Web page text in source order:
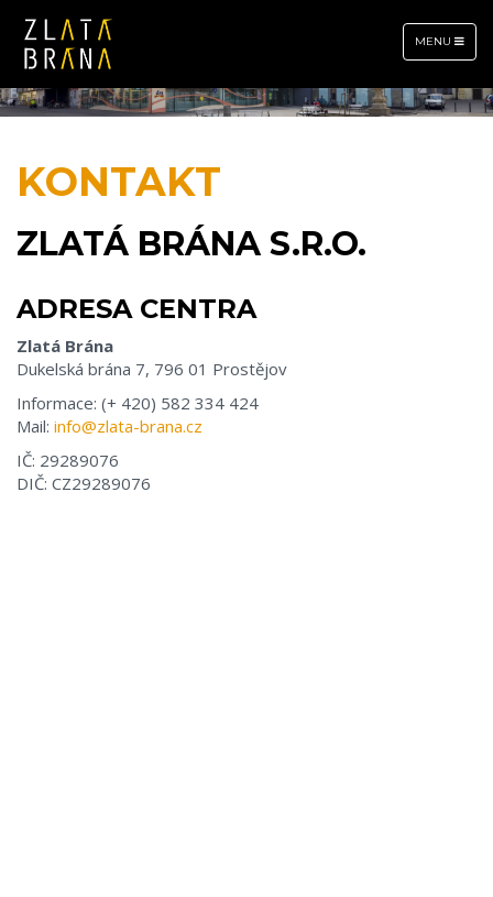
TOGGLE
NAVIGATION
MENU
KONTAKT
ZLATÁ BRÁNA S.R.O.
ADRESA CENTRA
Zlatá Brána
Dukelská brána 7, 796 01 Prostějov
Informace: (+ 420) 582 334 424
Mail: info@zlata-brana.cz
IČ: 29289076
DIČ: CZ29289076